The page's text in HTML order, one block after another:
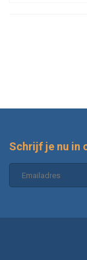
Schrijf je nu in